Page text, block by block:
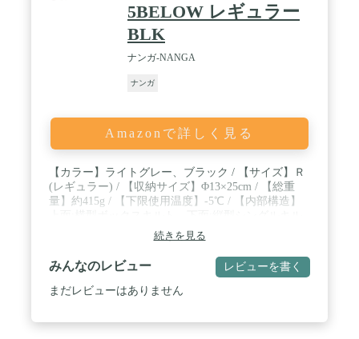
5BELOW レギュラー
BLK
ナンガ-NANGA
ナンガ
Amazonで詳しく見る
【カラー】ライトグレー、ブラック / 【サイズ】Ｒ
(レギュラー) / 【収納サイズ】Φ13×25cm / 【総重
量】約415g / 【下限使用温度】-5℃ / 【内部構造】
続きを見る
みんなのレビュー レビューを書く
まだレビューはありません